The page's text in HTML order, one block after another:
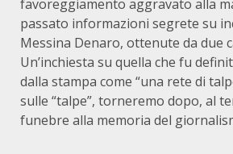
favoreggiamento aggravato alla
passato informazioni segrete su
Messina Denaro, ottenute da due
Un’inchiesta su quella che fu
dalla stampa come “una rete di
sulle “talpe”, torneremo dopo, al
funebre alla memoria del